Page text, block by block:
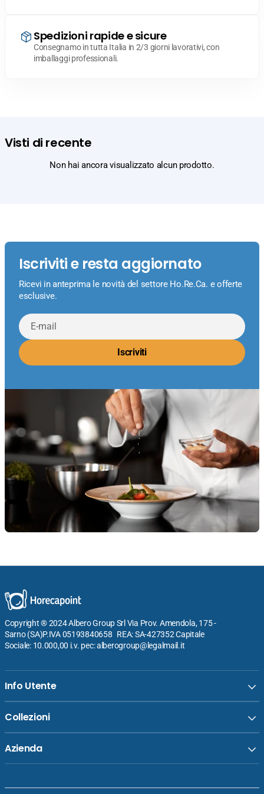
Venditore:
Spedizioni rapide e sicure
Consegnamo in tutta Italia in 2/3 giorni lavorativi, con
imballaggi professionali.
Visti di recente
Non hai ancora visualizzato alcun prodotto.
Iscriviti e resta aggiornato
Ricevi in anteprima le novità del settore Ho.Re.Ca. e offerte
esclusive.
E-
mail
Iscriviti
Copyright ® 2024 Albero Group Srl Via Prov. Amendola, 175 -
Sarno (SA)P.IVA 05193840658 REA: SA-427352 Capitale
Sociale: 10.000,00 i.v. pec: alberogroup@legalmail.it
Info Utente
Collezioni
Azienda